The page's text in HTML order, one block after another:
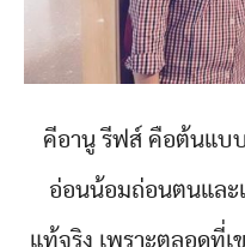
คีอานู รีฟส์ คือต้นแบ
อ่อนน้อมถ่อนตนและ
แท้จริง เพราะตลอดที่